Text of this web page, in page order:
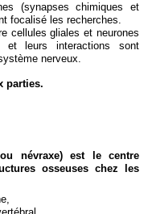
(synapses chimiques et
focalisé les recherches.
cellules gliales et neurones
leurs interactions sont
nerveux.
parties.
névraxe) est le centre
osseuses chez les